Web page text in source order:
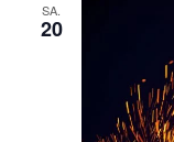
SA.
20